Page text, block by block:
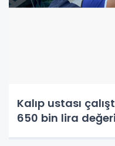
Kalıp ustası
650 bin lira